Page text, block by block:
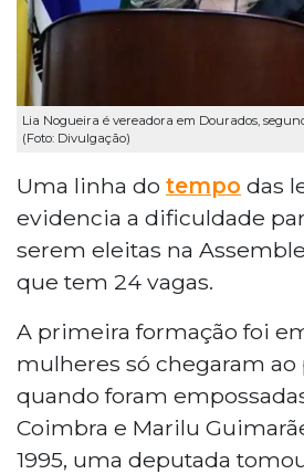
Lia Nogueira é vereadora em Dourados,
(Foto: Divulgação)
Uma linha do tempo das
evidencia a dificuldade
serem eleitas na
que tem 24 vagas.
A primeira formação foi
mulheres só chegaram ao
quando foram
Coimbra e Marilu
1995, uma deputada